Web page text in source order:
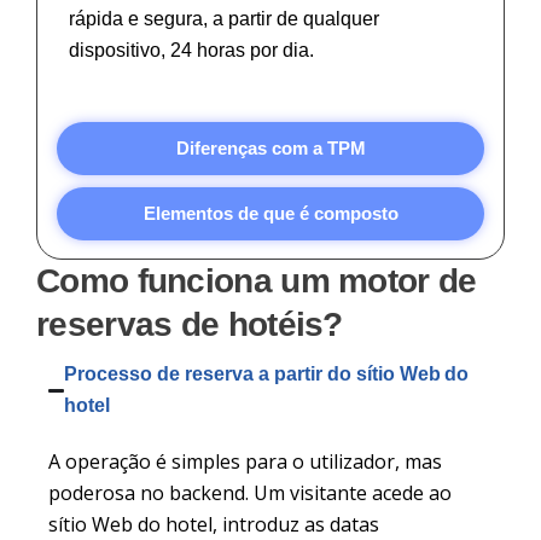
Diferenças com a TPM
Elementos de que é composto
rápida e segura, a partir de qualquer
dispositivo, 24 horas por dia.
Como funciona um motor de
reservas de hotéis?
Processo de reserva a partir do sítio Web do
hotel
A operação é simples para o utilizador, mas
poderosa no backend. Um visitante acede ao
sítio Web do hotel, introduz as datas